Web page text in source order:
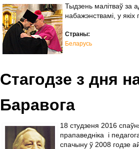
Тыдзень малітваў за
набажэнствамі, у якіх
Страны:
Беларусь
Стагодзе з дня
Баравога
18 студзеня 2016
прапаведніка і
спачыну ў 2008 годзе